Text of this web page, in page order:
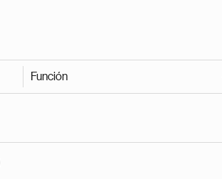
Función